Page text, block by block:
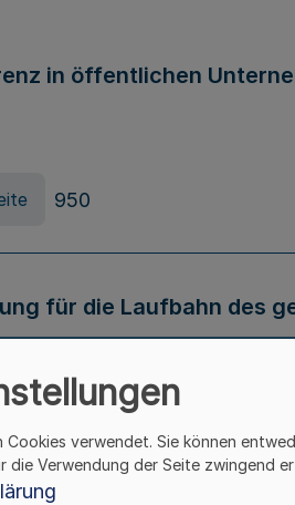
in öffentlichen
950
für die Laufbahn des
Nordrhein-
Seite
verwendet. Sie können
die Verwendung der Seite zwingend